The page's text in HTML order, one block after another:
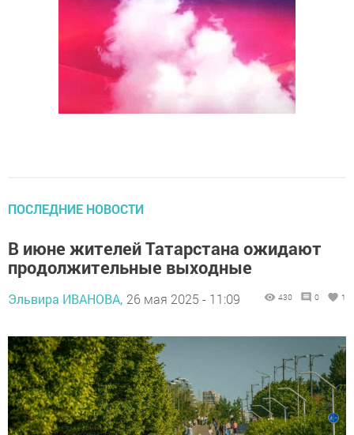
ПОСЛЕДНИЕ НОВОСТИ
В июне жителей Татарстана ожидают
продолжительные выходные
Эльвира ИВАНОВА, 26 мая 2025 - 11:09 430 0 1